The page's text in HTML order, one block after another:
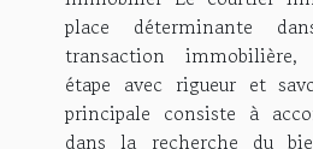
place déterminante
transaction immobilière,
étape avec rigueur et
principale consiste à
dans la recherche du